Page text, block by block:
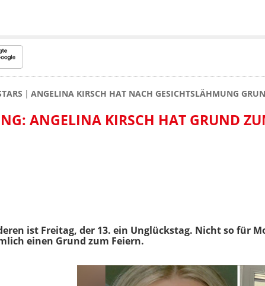
ANGELINA KIRSCH HAT NACH GESICHTSLÄHMUNG
ANGELINA KIRSCH HAT GRUND
ist Freitag, der 13. ein Unglückstag. Nicht so für
einen Grund zum Feiern.